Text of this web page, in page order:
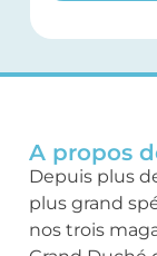
A propos
Depuis plus
plus grand
nos trois